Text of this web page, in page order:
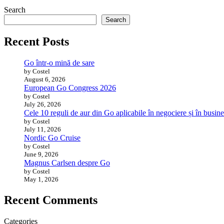
Search
Search
Recent Posts
Go într-o mină de sare
by Costel
August 6, 2026
European Go Congress 2026
by Costel
July 26, 2026
Cele 10 reguli de aur din Go aplicabile în negociere și în
by Costel
July 11, 2026
Nordic Go Cruise
by Costel
June 9, 2026
Magnus Carlsen despre Go
by Costel
May 1, 2026
Recent Comments
Categories